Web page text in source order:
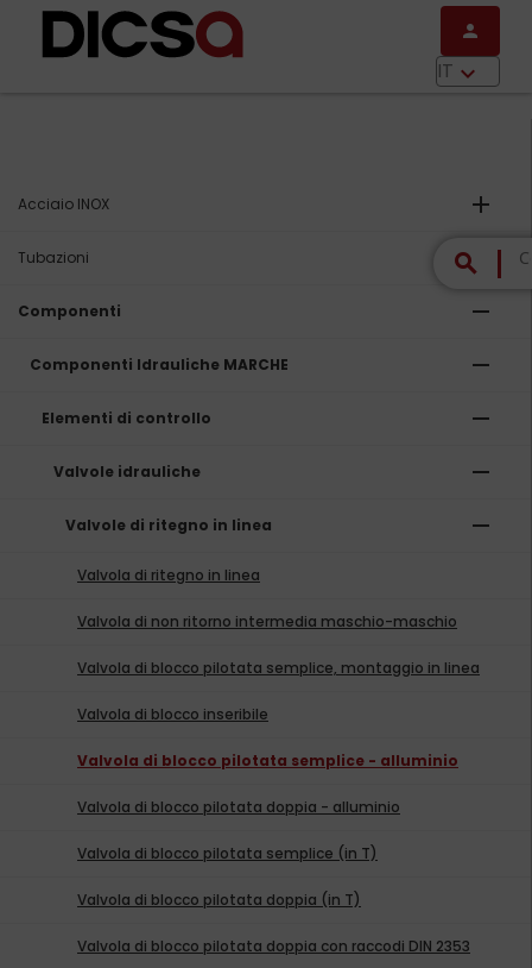
Salta al contenuto principale
person
IT keyboard_arrow_down
search
Acciaio INOX add
Tubazioni add
Componenti remove
Componenti Idrauliche MARCHE remove
Elementi di controllo remove
Valvole idrauliche remove
Valvole di ritegno in linea remove
Valvola di ritegno in linea
Valvola di non ritorno intermedia maschio-maschio
Valvola di blocco pilotata semplice, montaggio in linea
Valvola di blocco inseribile
Valvola di blocco pilotata semplice - alluminio
Valvola di blocco pilotata doppia - alluminio
Valvola di blocco pilotata semplice (in T)
Valvola di blocco pilotata doppia (in T)
Valvola di blocco pilotata doppia con raccodi DIN 2353